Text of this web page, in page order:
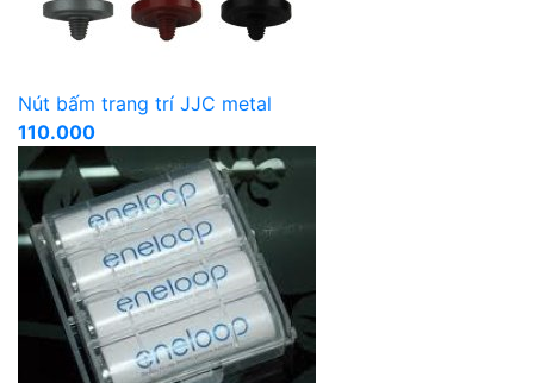
Nút bấm trang trí JJC metal
110.000